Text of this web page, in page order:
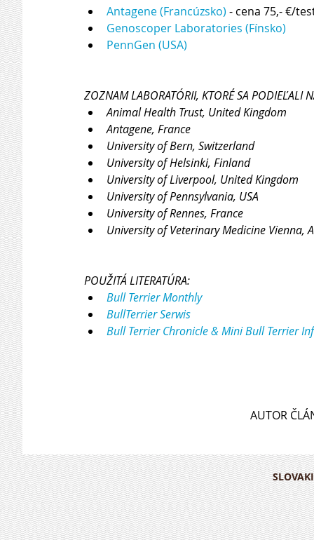
Antagene (Francúzsko) - cena 75,- €/
Genoscoper Laboratories (Fínsko)
PennGen (USA)
ZOZNAM LABORATÓRII, KTORÉ SA PODIEĽALI
Animal Health Trust, United Kingdom
Antagene, France
University of Bern, Switzerland
University of Helsinki, Finland
University of Liverpool, United Kingdom
University of Pennsylvania, USA
University of Rennes, France
University of Veterinary Medicine Vienna,
POUŽITÁ LITERATÚRA:
Bull Terrier Monthly
BullTerrier Serwis
Bull Terrier Chronicle & Mini Bull Terrier
AUTOR